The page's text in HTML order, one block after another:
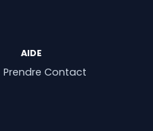
AIDE
Prendre Contact